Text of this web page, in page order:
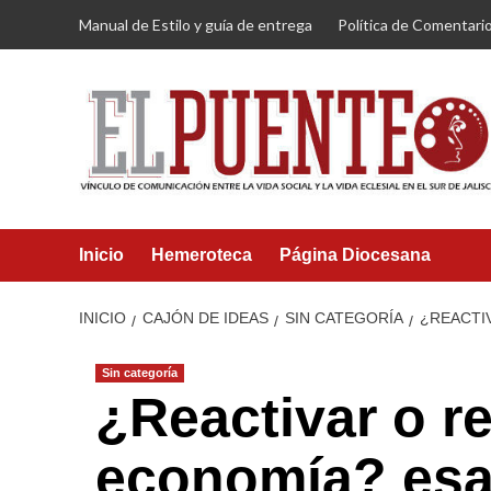
Manual de Estilo y guía de entrega Política de
Inicio Hemeroteca Página Diocesana
INICIO CAJÓN DE IDEAS SIN CATEGORÍA
Sin categoría
¿Reactivar o
economía?